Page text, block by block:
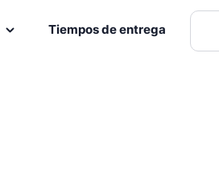
Tiempos de entrega